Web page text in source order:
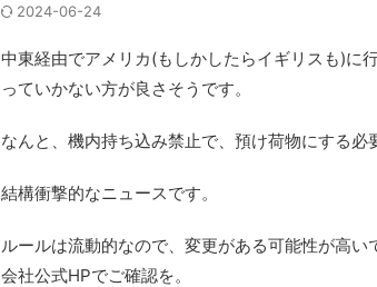
2024-06-24
中東経由でアメリカ(もしかしたらイギリスも)に
っていかない方が良さそうです。
なんと、機内持ち込み禁止で、預け荷物にする必
結構衝撃的なニュースです。
ルールは流動的なので、変更がある可能性が高
会社公式HPでご確認を。